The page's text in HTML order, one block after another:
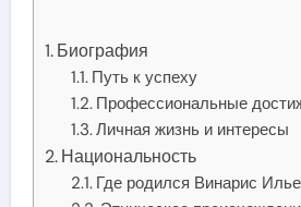
Биография
Путь к успеху
Профессиональные
Личная жизнь и интересы
Национальность
Где родился Винарис